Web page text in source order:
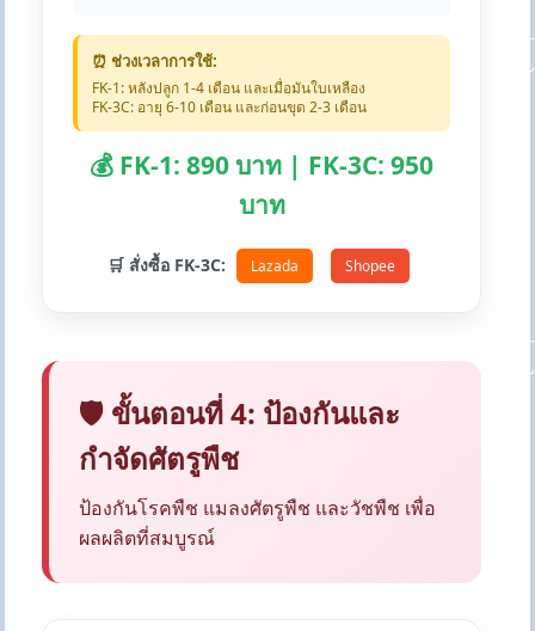
⏰ ช่วงเวลาการใช้:
FK-1: หลังปลูก 1-4 เดือน และเมื่อมันใบเหลือง
FK-3C: อายุ 6-10 เดือน และก่อนขุด 2-3 เดือน
💰 FK-1: 890 บาท | FK-3C: 950
บาท
🛒 สั่งซื้อ FK-3C: Lazada Shopee
🛡️ ขั้นตอนที่ 4: ป้องกันและ
กำจัดศัตรูพืช
ป้องกันโรคพืช แมลงศัตรูพืช และวัชพืช เพื่อ
ผลผลิตที่สมบูรณ์